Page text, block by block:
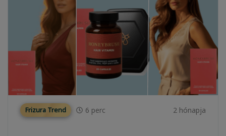
Frizura Trend 6 perc 2 hónapja